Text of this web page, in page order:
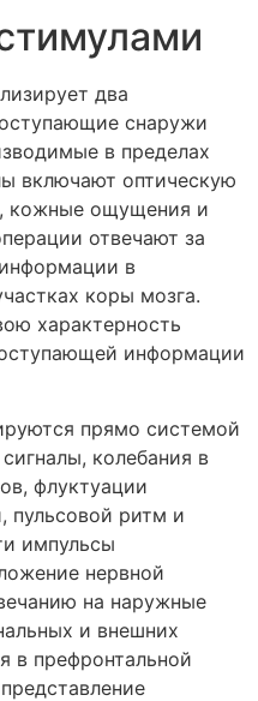
два
снаружи
в пределах
включают оптическую
кожные ощущения и
отвечают за
в
коры мозга.
характерность
информации
прямо системой
колебания в
флуктуации
пульсовой ритм и
импульсы
нервной
на наружные
и внешних
в префронтальной